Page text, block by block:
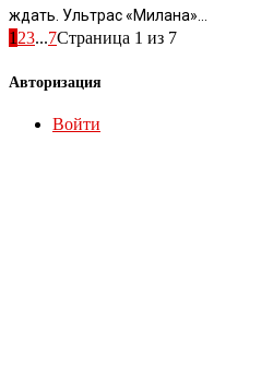
ждать. Ультрас «Милана»...
123...7Страница 1 из 7
Авторизация
Войти